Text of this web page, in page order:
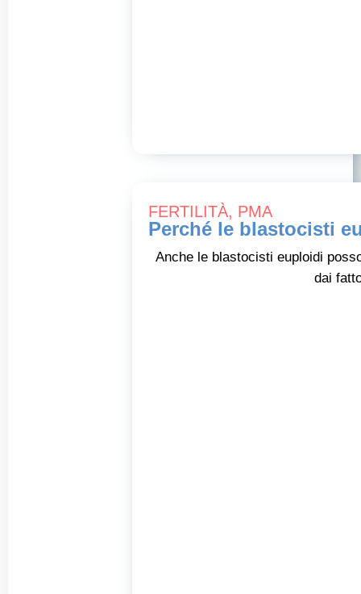
FERTILITÀ, PMA
Perché le blastocisti
Anche le blastocisti euploidi
dai